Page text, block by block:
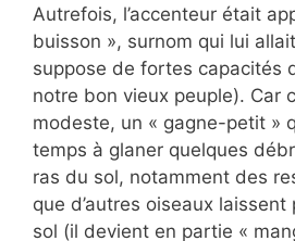
Autrefois, l’accenteur était
buisson », surnom qui lui
suppose de fortes capacités
notre bon vieux peuple). Car
modeste, un « gagne-petit »
temps à glaner quelques
ras du sol, notamment des
que d’autres oiseaux
sol (il devient en partie «